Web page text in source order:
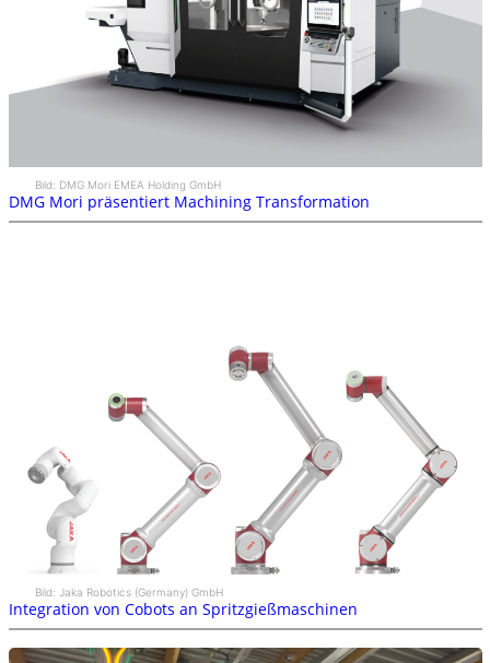
Bild: DMG Mori EMEA Holding GmbH
DMG Mori präsentiert Machining Transformation
Bild: Jaka Robotics (Germany) GmbH
Integration von Cobots an Spritzgießmaschinen